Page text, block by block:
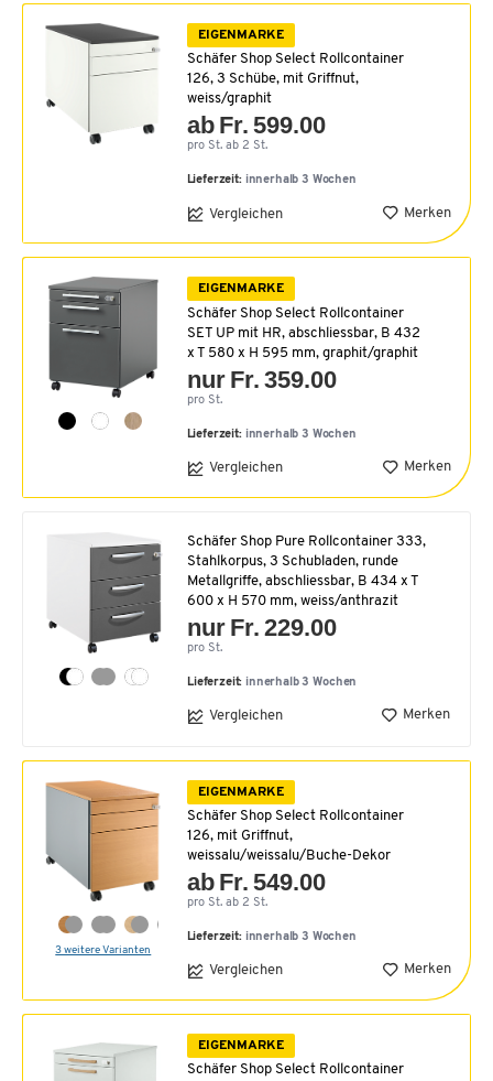
EIGENMARKE
Schäfer Shop Select Rollcontainer
126, 3 Schübe, mit Griffnut,
weiss/graphit
ab Fr. 599.00
pro St. ab 2 St.
Lieferzeit: innerhalb 3 Wochen
Vergleichen Merken
EIGENMARKE
Schäfer Shop Select Rollcontainer
SET UP mit HR, abschliessbar, B 432
x T 580 x H 595 mm, graphit/graphit
nur Fr. 359.00
pro St.
Lieferzeit: innerhalb 3 Wochen
Vergleichen Merken
Schäfer Shop Pure Rollcontainer 333,
Stahlkorpus, 3 Schubladen, runde
Metallgriffe, abschliessbar, B 434 x T
600 x H 570 mm, weiss/anthrazit
nur Fr. 229.00
pro St.
Lieferzeit: innerhalb 3 Wochen
Vergleichen Merken
3 weitere Varianten
EIGENMARKE
Schäfer Shop Select Rollcontainer
126, mit Griffnut,
weissalu/weissalu/Buche-Dekor
ab Fr. 549.00
pro St. ab 2 St.
Lieferzeit: innerhalb 3 Wochen
Vergleichen Merken
EIGENMARKE
Schäfer Shop Select Rollcontainer